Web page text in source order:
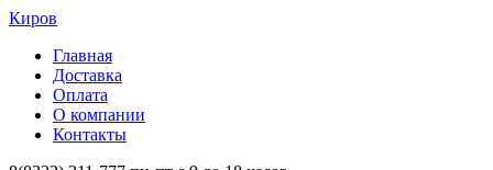
Киров
Главная
Доставка
Оплата
О компании
Контакты